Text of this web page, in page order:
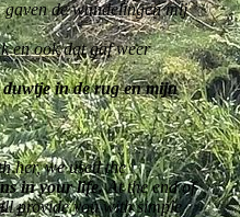
gaven de wandelingen mij
en ook dat gaf weer
in de rug en mijn
her, we used the
in your life.At the end of
provide you with simple